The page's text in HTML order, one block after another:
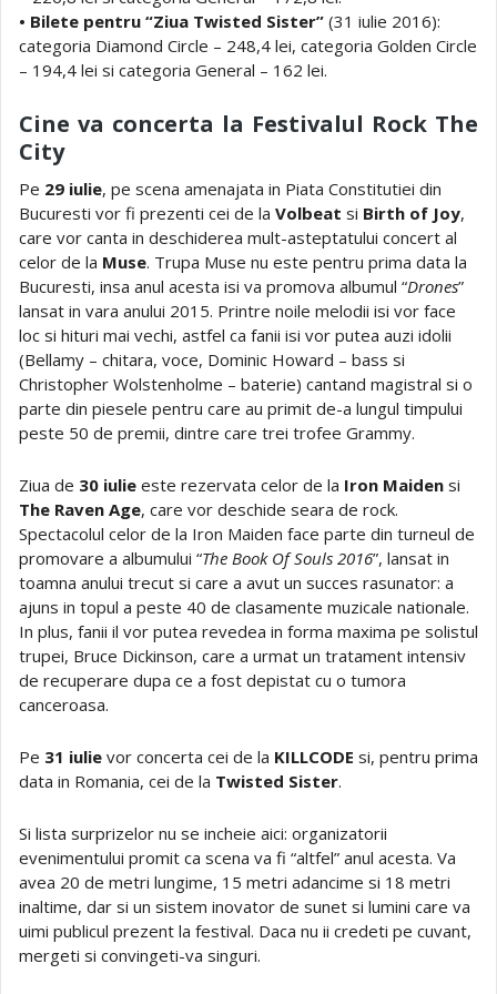
• Bilete pentru “Ziua Twisted Sister” (31 iulie 2016):
categoria Diamond Circle – 248,4 lei, categoria Golden Circle
– 194,4 lei si categoria General – 162 lei.
Cine va concerta la Festivalul Rock The
City
Pe 29 iulie, pe scena amenajata in Piata Constitutiei din
Bucuresti vor fi prezenti cei de la Volbeat si Birth of Joy,
care vor canta in deschiderea mult-asteptatului concert al
celor de la Muse. Trupa Muse nu este pentru prima data la
Bucuresti, insa anul acesta isi va promova albumul “Drones”
lansat in vara anului 2015. Printre noile melodii isi vor face
loc si hituri mai vechi, astfel ca fanii isi vor putea auzi idolii
(Bellamy – chitara, voce, Dominic Howard – bass si
Christopher Wolstenholme – baterie) cantand magistral si o
parte din piesele pentru care au primit de-a lungul timpului
peste 50 de premii, dintre care trei trofee Grammy.
Ziua de 30 iulie este rezervata celor de la Iron Maiden si
The Raven Age, care vor deschide seara de rock.
Spectacolul celor de la Iron Maiden face parte din turneul de
promovare a albumului “The Book Of Souls 2016”, lansat in
toamna anului trecut si care a avut un succes rasunator: a
ajuns in topul a peste 40 de clasamente muzicale nationale.
In plus, fanii il vor putea revedea in forma maxima pe solistul
trupei, Bruce Dickinson, care a urmat un tratament intensiv
de recuperare dupa ce a fost depistat cu o tumora
canceroasa.
Pe 31 iulie vor concerta cei de la KILLCODE si, pentru prima
data in Romania, cei de la Twisted Sister.
Si lista surprizelor nu se incheie aici: organizatorii
evenimentului promit ca scena va fi “altfel” anul acesta. Va
avea 20 de metri lungime, 15 metri adancime si 18 metri
inaltime, dar si un sistem inovator de sunet si lumini care va
uimi publicul prezent la festival. Daca nu ii credeti pe cuvant,
mergeti si convingeti-va singuri.